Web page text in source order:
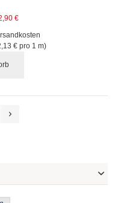
€
€ pro 1 m)